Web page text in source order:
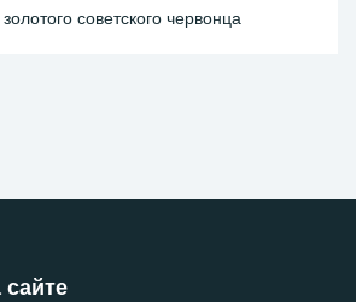
советского червонца